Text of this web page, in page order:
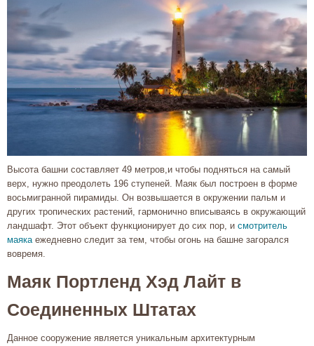
Высота башни составляет 49 метров,и чтобы подняться на самый
верх, нужно преодолеть 196 ступеней. Маяк был построен в форме
восьмигранной пирамиды. Он возвышается в окружении пальм и
других тропических растений, гармонично вписываясь в окружающий
ландшафт. Этот объект функционирует до сих пор, и смотритель
маякаежедневно следит за тем, чтобы огонь на башне загорался
вовремя.
Маяк Портленд Хэд Лайт в
Соединенных Штатах
Данное сооружение является уникальным архитектурным